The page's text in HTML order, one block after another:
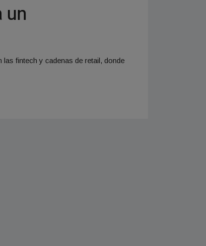
un
fintech y cadenas de retail, donde